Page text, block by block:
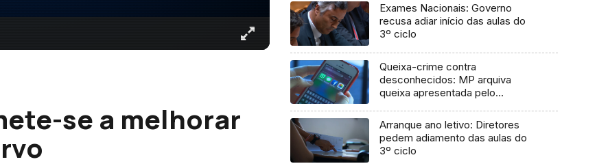
se a melhorar
Exames Nacionais: Governo
recusa adiar início das aulas do
3º ciclo
Queixa-crime contra
desconhecidos: MP arquiva
queixa apresentada pelo
Arranque ano letivo: Diretores
pedem adiamento das aulas do
3º ciclo